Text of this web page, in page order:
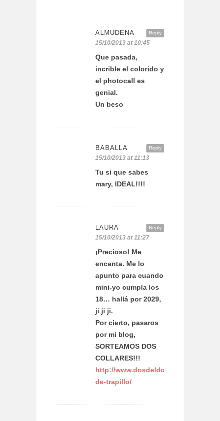
Reply
ALMUDENA
15/10/2013 at 10:45
Que pasada,
incrible el colorido y
el photocall es
genial.
Un beso
Reply
BABALLA
15/10/2013 at 11:13
Tu si que sabes
mary, IDEAL!!!!
Reply
LAURA
15/10/2013 at 11:27
¡Precioso! Me
encanta. Me lo
apunto para cuando
mini-yo cumpla los
18… hallá por 2029,
ji ji ji.
Por cierto, pasaros
por mi blog,
SORTEAMOS DOS
COLLARES!!!
http://www.dosdeldos.com/2013/10/
de-trapillo/